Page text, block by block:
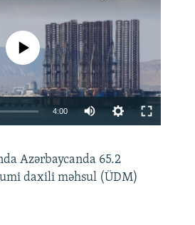
360p 480p
currently available
4:00
360p
480p
Azərbaycanda 65.2
daxili məhsul (ÜDM)